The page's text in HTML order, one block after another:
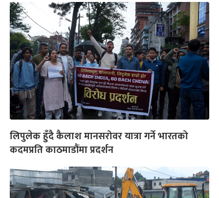
लिपुलेक हुँदै कैलाश मानसरोवर यात्रा गर्ने भारतको
कदमप्रति काठमाडौंमा प्रदर्शन